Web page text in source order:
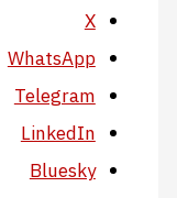
X
WhatsApp
Telegram
LinkedIn
Bluesky